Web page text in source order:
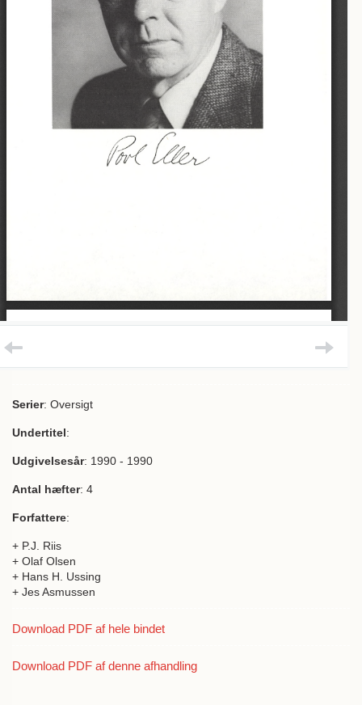
Serier: Oversigt
Undertitel:
Udgivelsesår: 1990 - 1990
Antal hæfter: 4
Forfattere:
+ P.J. Riis
+ Olaf Olsen
+ Hans H. Ussing
+ Jes Asmussen
Download PDF af hele bindet
Download PDF af denne afhandling